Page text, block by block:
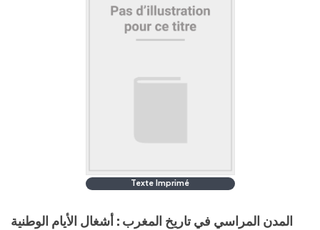
Texte Imprimé
المدن المراسي في تاريخ المغرب : أشغال الأيام الوطنية